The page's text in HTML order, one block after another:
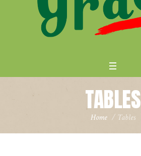
TABLES
Home / Tables